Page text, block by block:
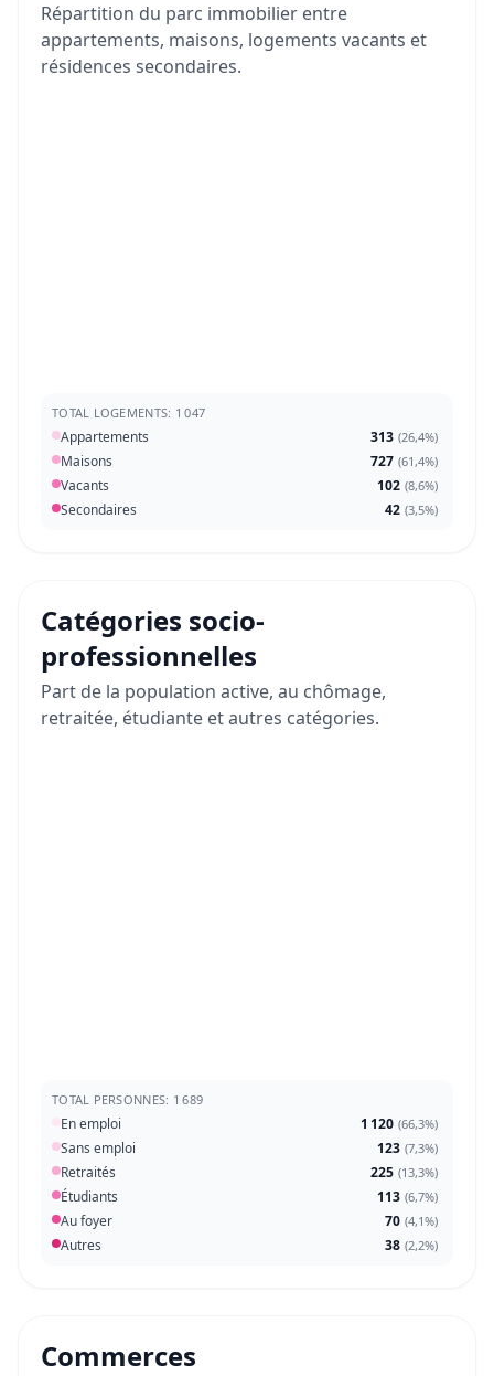
Répartition du parc immobilier entre
appartements, maisons, logements vacants et
résidences secondaires.
TOTAL LOGEMENTS: 1 047
Appartements 313 (26,4%)
Maisons 727 (61,4%)
Vacants 102 (8,6%)
Secondaires 42 (3,5%)
Catégories socio-
professionnelles
Part de la population active, au chômage,
retraitée, étudiante et autres catégories.
TOTAL PERSONNES: 1 689
En emploi 1 120 (66,3%)
Sans emploi 123 (7,3%)
Retraités 225 (13,3%)
Étudiants 113 (6,7%)
Au foyer 70 (4,1%)
Autres 38 (2,2%)
Commerces